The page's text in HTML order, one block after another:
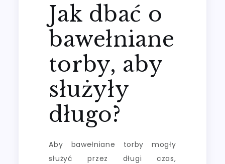
Jak dbać o
bawełniane
torby, aby
służyły
długo?
Aby bawełniane torby mogły
służyć przez długi czas,